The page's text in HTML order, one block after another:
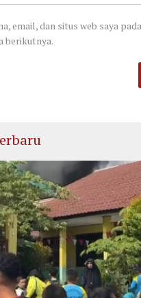
email, dan situs web saya
berikutnya.